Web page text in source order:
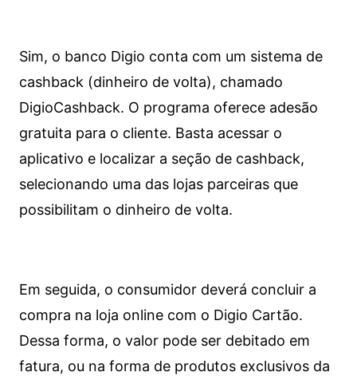
Sim, o banco Digio conta com um sistema de
cashback (dinheiro de volta), chamado
DigioCashback. O programa oferece adesão
gratuita para o cliente. Basta acessar o
aplicativo e localizar a seção de cashback,
selecionando uma das lojas parceiras que
possibilitam o dinheiro de volta.
Em seguida, o consumidor deverá concluir a
compra na loja online com o Digio Cartão.
Dessa forma, o valor pode ser debitado em
fatura, ou na forma de produtos exclusivos da